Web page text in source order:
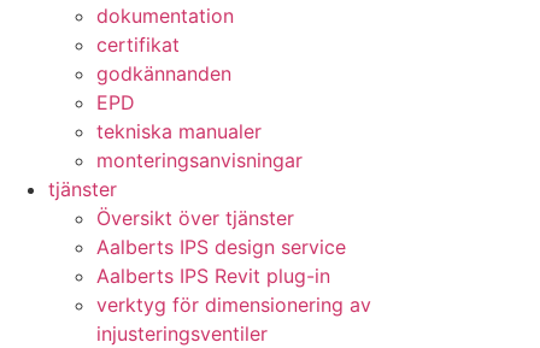
dokumentation
certifikat
godkännanden
EPD
tekniska manualer
monteringsanvisningar
tjänster
Översikt över tjänster
Aalberts IPS design service
Aalberts IPS Revit plug-in
verktyg för dimensionering av
injusteringsventiler